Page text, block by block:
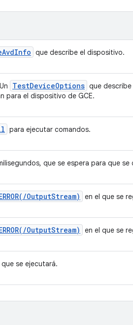
AvdInfo que describe el dispositivo.
TestDeviceOptions que
para el dispositivo de GCE.
para ejecutar comandos.
que se espera para que
/OutputStream) en el que se
/OutputStream) en el que se
se ejecutará.